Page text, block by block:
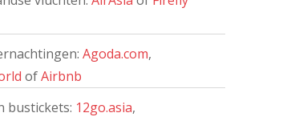
Agoda.com,
ofAirbnb
bustickets: 12go.asia,